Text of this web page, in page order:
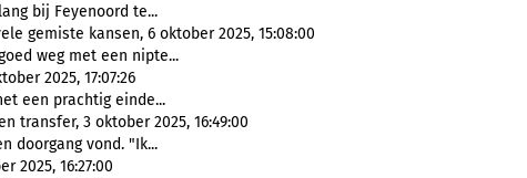
bij Feyenoord te...
gemiste kansen, 6 oktober 2025, 15:08:00
weg met een nipte...
2025, 17:07:26
een prachtig einde...
transfer, 3 oktober 2025, 16:49:00
doorgang vond. "Ik...
2025, 16:27:00